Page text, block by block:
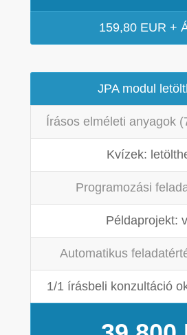
159,80 EUR +
JPA modul
Írásos elméleti anyagok
Kvízek:
Programozási
Példaprojekt:
Automatikus
1/1 írásbeli konzultáció